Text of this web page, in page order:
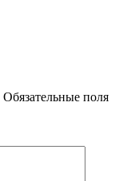
Обязательные поля